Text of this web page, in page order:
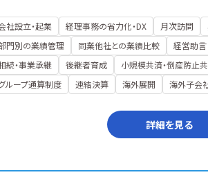
社設立・起業 経理事務の省力化・DX 月次訪問
門別の業績管理
同業他社との業績比較 経営助言
続・事業承継
後継者育成 小規模共済・倒産防止
ループ通算制度
連結決算 海外展開 海外子会
詳細を見る